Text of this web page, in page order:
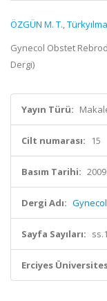
ÖZGÜN M. T.,
Gynecol Obstet
Dergi)
Yayın Türü:
Cilt numarası: 15
Basım Tarihi: 2009
Dergi Adı:
Sayfa Sayıları:
Erciyes